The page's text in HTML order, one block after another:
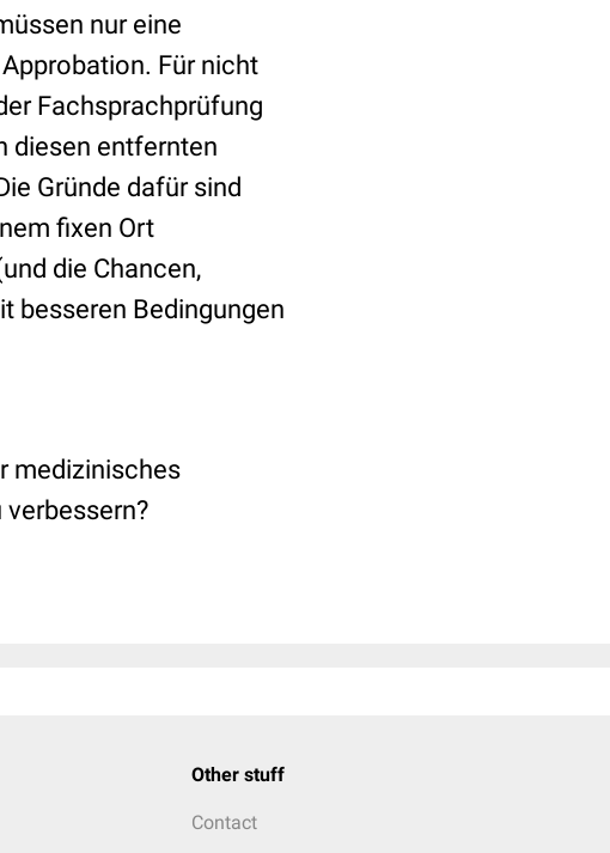
nur eine
Für nicht
Fachsprachprüfung
diesen entfernten
Gründe dafür sind
fixen Ort
die Chancen,
besseren Bedingungen
medizinisches
Other stuff
Contact